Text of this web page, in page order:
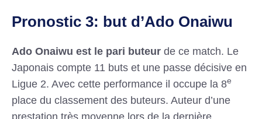
Pronostic 3: but d’Ado Onaiwu
Ado Onaiwu est le pari buteur de ce match. Le
Japonais compte 11 buts et une passe décisive en
Ligue 2. Avec cette performance il occupe la 8e
place du classement des buteurs. Auteur d’une
prestation très moyenne lors de la dernière